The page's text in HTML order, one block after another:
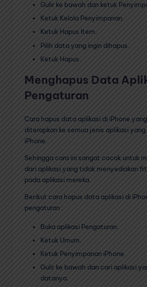
Gulir ke bawah dan ketuk
Ketuk Kelola Penyimpanan.
Ketuk Hapus Item.
Pilih data yang ingin dihapus.
Ketuk Hapus.
Menghapus Data
Pengaturan
Cara hapus data aplikasi di iPhone
diterapkan ke semua jenis aplikasi
iPhone.
Sehingga cara ini sangat cocok untuk
dari aplikasi yang tidak menyediakan
pada aplikasi mereka.
Berikut cara hapus data aplikasi di
pengaturan :
Buka aplikasi Pengaturan.
Ketuk Umum.
Ketuk Penyimpanan iPhone.
Gulir ke bawah dan cari aplikasi
datanya.